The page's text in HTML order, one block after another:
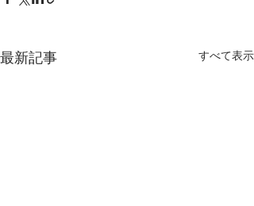
最新記事 すべて表示